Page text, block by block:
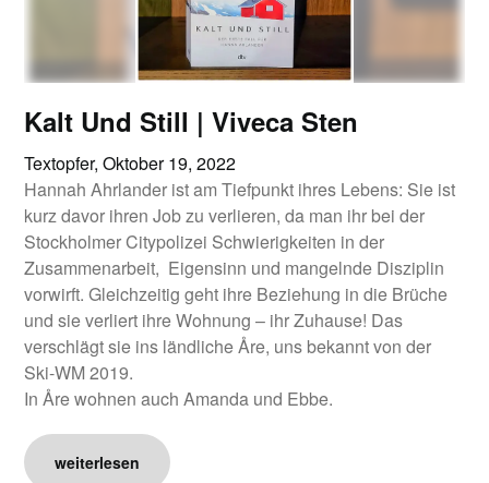
Kalt Und Still | Viveca Sten
Textopfer,Oktober 19, 2022
Hannah Ahrlander ist am Tiefpunkt ihres Lebens: Sie ist
kurz davor ihren Job zu verlieren, da man ihr bei der
Stockholmer Citypolizei Schwierigkeiten in der
Zusammenarbeit, Eigensinn und mangelnde Disziplin
vorwirft. Gleichzeitig geht ihre Beziehung in die Brüche
und sie verliert ihre Wohnung – ihr Zuhause! Das
verschlägt sie ins ländliche Åre, uns bekannt von der
Ski-WM 2019.
In Åre wohnen auch Amanda und Ebbe.
weiterlesen